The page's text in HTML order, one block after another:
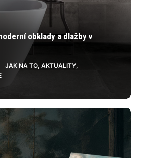
obklady a dlažby v
JAK NA TO, AKTUALITY,